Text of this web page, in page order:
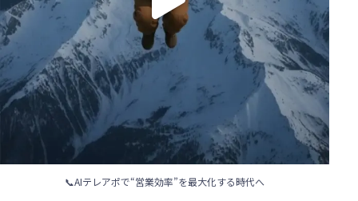
📞AIテレアポで“営業効率”を最大化する時代へ